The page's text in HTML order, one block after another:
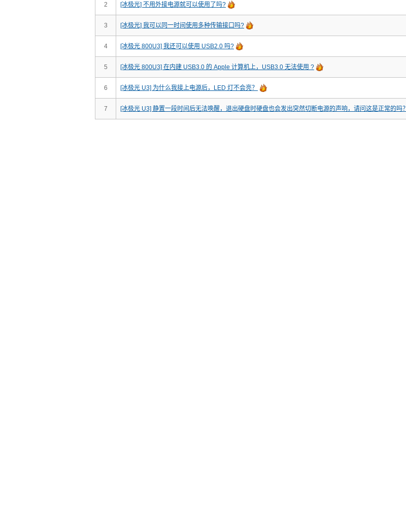
2 [冰极光] 不用外接电源就可以使用了吗?
3 [冰极光] 我可以同一时间使用多种传输接口吗?
4 [冰极光 800U3] 我还可以使用 USB2.0 吗?
5 [冰极光 800U3] 在内建 USB3.0 的 Apple 计算机上，USB3.0 无法使用 ?
6 [冰极光 U3] 为什么我接上电源后，LED 灯不会亮？
7 [冰极光 U3] 静置一段时间后无法唤醒，退出硬盘时硬盘也会发出突然切断电源的声响，请问这是正常的吗？